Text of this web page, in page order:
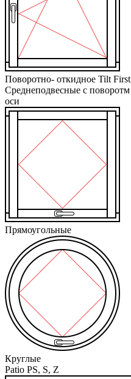
Поворотно- откидное Tilt
Среднеподвесные с поворотм
оси
Прямоугольные
Круглые
Patio PS, S, Z